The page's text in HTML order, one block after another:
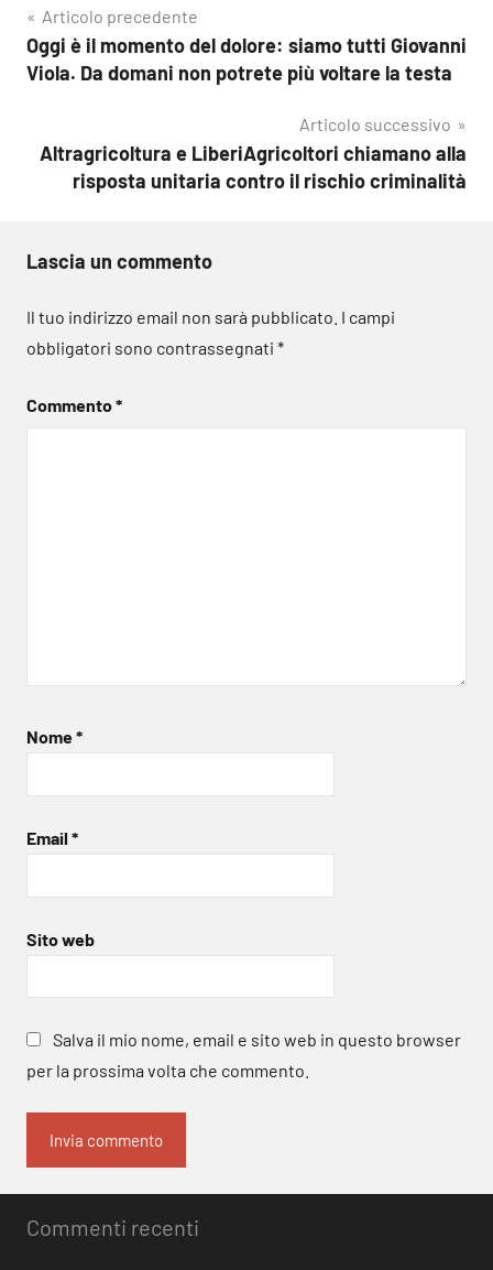
Navigazione
articoli
Articolo precedente
Oggi è il momento del dolore: siamo tutti Giovanni
Viola. Da domani non potrete più voltare la testa
Articolo successivo
Altragricoltura e LiberiAgricoltori chiamano alla
risposta unitaria contro il rischio criminalità
Lascia un commento
Il tuo indirizzo email non sarà pubblicato. I campi
obbligatori sono contrassegnati *
Commento*
Nome*
Email *
Sito web
Salva il mio nome, email e sito web in questo browser
per la prossima volta che commento.
Commenti recenti